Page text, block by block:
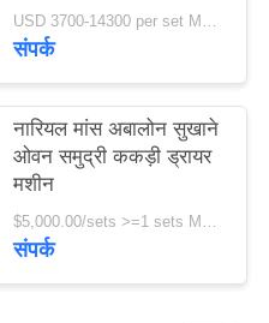
USD 3700-14300 per set MOQ:एक सेट
संपर्क
नारियल मांस अबालोन सुखाने
ओवन समुद्री ककड़ी ड्रायर
मशीन
$5,000.00/sets >=1 sets MOQ:एक सेट
संपर्क